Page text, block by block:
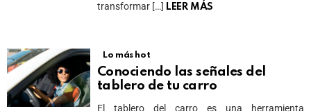
transformar […] LEER MÁS
Lo más hot
Conociendo las señales del
tablero de tu carro
El tablero del carro es una herramienta